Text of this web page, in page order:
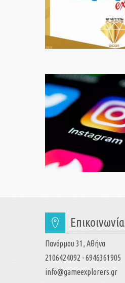
Επικοινωνία
Πανόρμου 31, Αθήνα
2106424092 - 6946361905
info@gameexplorers.gr